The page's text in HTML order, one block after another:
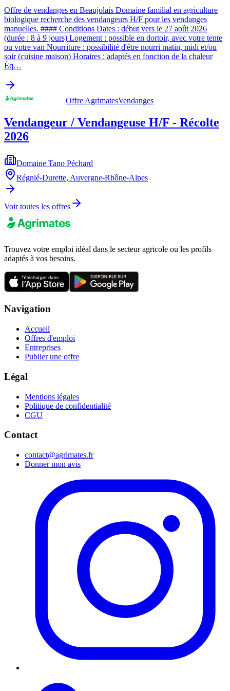
Offre de vendanges en Beaujolais Domaine familial en agriculture
biologique recherche des vendangeurs H/F pour les vendanges
manuelles. #### Conditions Dates : début vers le 27 août 2026
(durée : 8 à 9 jours) Logement : possible en dortoir, avec votre tente
ou votre van Nourriture : possibilité d'être nourri matin, midi et/ou
soir (cuisine maison) Horaires : adaptés en fonction de la chaleur
Éq…
Offre AgrimatesVendanges
Vendangeur / Vendangeuse H/F - Récolte
2026
Domaine Tano Péchard
Régnié-Durette, Auvergne-Rhône-Alpes
Voir toutes les offres
Trouvez votre emploi idéal dans le secteur agricole ou les profils
adaptés à vos besoins.
Navigation
Accueil
Offres d'emploi
Entreprises
Publier une offre
Légal
Mentions légales
Politique de confidentialité
CGU
Contact
contact@agrimates.fr
Donner mon avis